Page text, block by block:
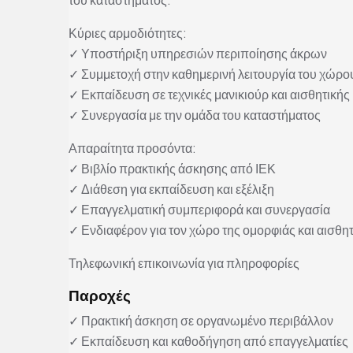
Κύριες αρμοδιότητες:
✓ Υποστήριξη υπηρεσιών περιποίησης άκρων
✓ Συμμετοχή στην καθημερινή λειτουργία του
✓ Εκπαίδευση σε τεχνικές μανικιούρ και αισθητικής
✓ Συνεργασία με την ομάδα του καταστήματος
Απαραίτητα προσόντα:
✓ Βιβλίο πρακτικής άσκησης από ΙΕΚ
✓ Διάθεση για εκπαίδευση και εξέλιξη
✓ Επαγγελματική συμπεριφορά και συνεργασία
✓ Ενδιαφέρον για τον χώρο της ομορφιάς και
Τηλεφωνική επικοινωνία για πληροφορίες
Παροχές
✓ Πρακτική άσκηση σε οργανωμένο περιβάλλον
✓ Εκπαίδευση και καθοδήγηση από επαγγελματίες